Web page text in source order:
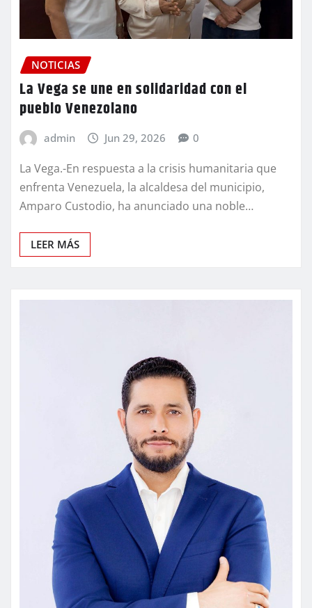
NOTICIAS
La Vega se une en solidaridad con el
pueblo Venezolano
admin Jun 29, 2026 0
La Vega.-En respuesta a la crisis humanitaria que
enfrenta Venezuela, la alcaldesa del municipio,
Amparo Custodio, ha anunciado una noble…
LEER MÁS